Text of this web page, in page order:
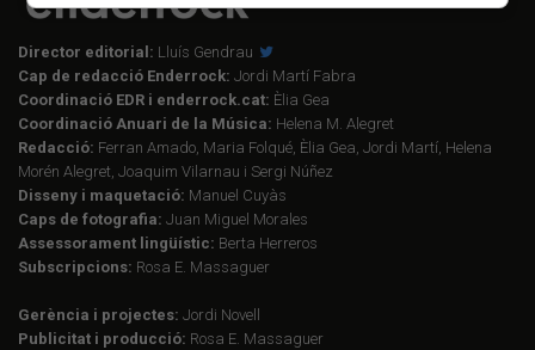
Director editorial: Lluís Gendrau
Cap de redacció Enderrock: Jordi Martí Fabra
Coordinació EDR i enderrock.cat: Èlia Gea
Coordinació Anuari de la Música: Helena M. Alegret
Redacció: Ferran Amado, Maria Folqué, Èlia Gea, Jordi Martí, Helena
Morén Alegret, Joaquim Vilarnau i Sergi Núñez
Disseny i maquetació: Manuel Cuyàs
Caps de fotografia: Juan Miguel Morales
Assessorament lingüístic: Berta Herreros
Subscripcions: Rosa E. Massaguer
Gerència i projectes: Jordi Novell
Publicitat i producció: Rosa E. Massaguer